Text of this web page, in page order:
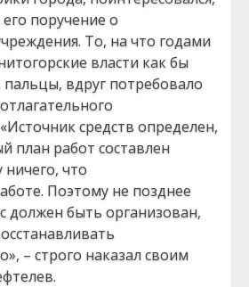
поручение о
То, на что годами
власти как бы
пальцы, вдруг потребовало
средств определен,
план работ составлен
что
Поэтому не позднее
должен быть организован,
– строго наказал своим